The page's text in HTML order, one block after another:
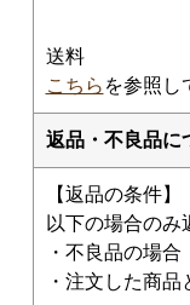
送料
こちら を参照し
返品・不良品に
【返品の条件】
以下の場合のみ
・不良品の場合
・注文した商